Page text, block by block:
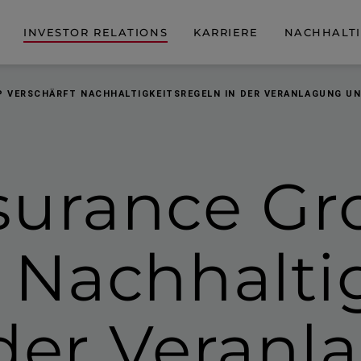
INVESTOR RELATIONS KARRIERE
VERSCHÄRFT NACHHALTIGKEITSREGELN IN DER VERANLAGUNG